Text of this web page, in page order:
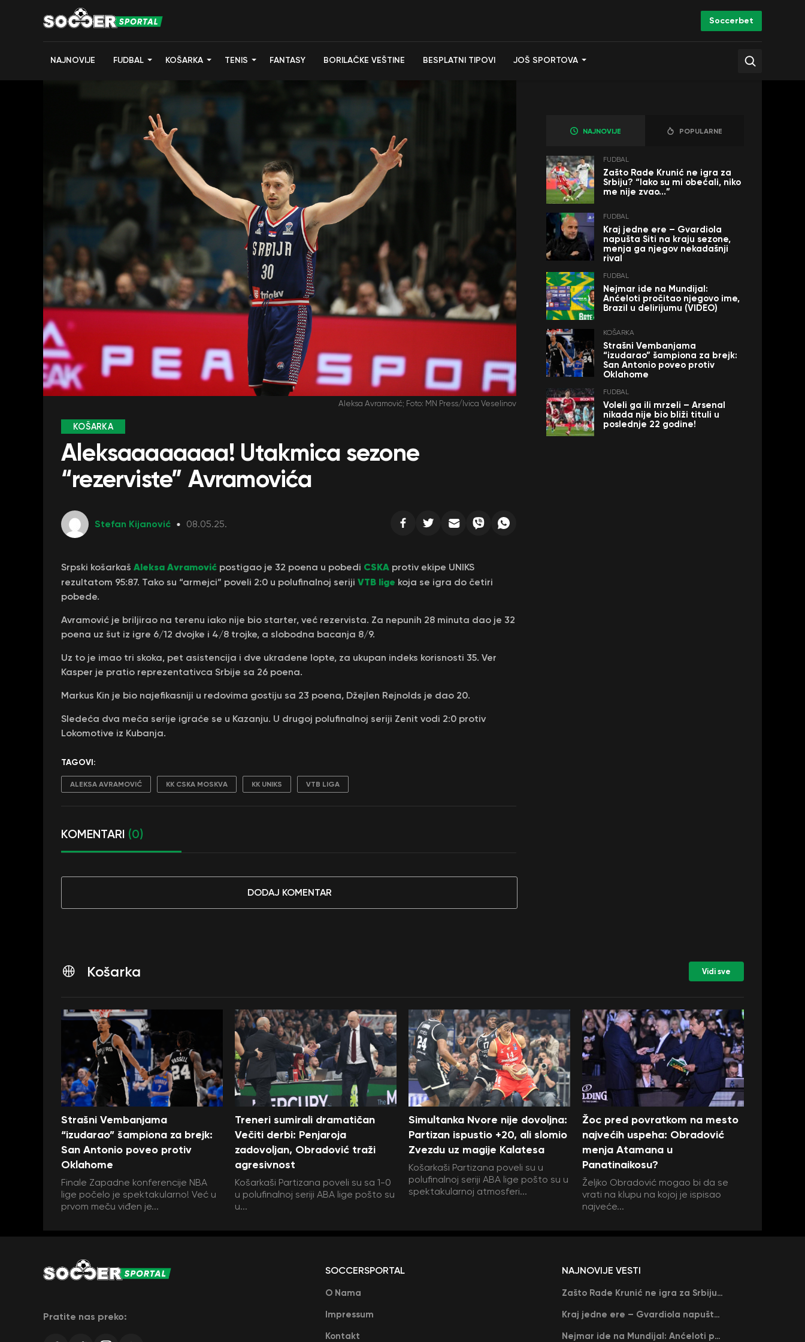
Soccerbet
NAJNOVIJE FUDBAL KOŠARKA TENIS FANTASY BORILAČKE VEŠTINE BESPLATNI TIPOVI JOŠ SPORTOVA
Aleksa Avramović; Foto: MN Press/Ivica Veselinov
KOŠARKA
Aleksaaaaaaaa! Utakmica sezone
“rezerviste” Avramovića
Stefan Kijanović 08.05.25.
Srpski košarkaš Aleksa Avramović postigao je 32 poena u pobedi CSKA protiv ekipe UNIKS
rezultatom 95:87. Tako su “armejci” poveli 2:0 u polufinalnoj seriji VTB lige koja se igra do četiri
pobede.
Avramović je briljirao na terenu iako nije bio starter, već rezervista. Za nepunih 28 minuta dao je 32
poena uz šut iz igre 6/12 dvojke i 4/8 trojke, a slobodna bacanja 8/9.
Uz to je imao tri skoka, pet asistencija i dve ukradene lopte, za ukupan indeks korisnosti 35. Ver
Kasper je pratio reprezentativca Srbije sa 26 poena.
Markus Kin je bio najefikasniji u redovima gostiju sa 23 poena, Džejlen Rejnolds je dao 20.
Sledeća dva meča serije igraće se u Kazanju. U drugoj polufinalnoj seriji Zenit vodi 2:0 protiv
Lokomotive iz Kubanja.
TAGOVI:
ALEKSA AVRAMOVIĆ KK CSKA MOSKVA KK UNIKS VTB LIGA
KOMENTARI (0)
DODAJ KOMENTAR
NAJNOVIJE POPULARNE
FUDBAL
Zašto Rade Krunić ne igra za
Srbiju? “Iako su mi obećali, niko
me nije zvao…”
FUDBAL
Kraj jedne ere – Gvardiola
napušta Siti na kraju sezone,
menja ga njegov nekadašnji
rival
FUDBAL
Nejmar ide na Mundijal:
Anćeloti pročitao njegovo ime,
Brazil u delirijumu (VIDEO)
KOŠARKA
Strašni Vembanjama
“izudarao” šampiona za brejk:
San Antonio poveo protiv
Oklahome
FUDBAL
Voleli ga ili mrzeli – Arsenal
nikada nije bio bliži tituli u
poslednje 22 godine!
Košarka Vidi sve
Strašni Vembanjama
“izudarao” šampiona za brejk:
San Antonio poveo protiv
Oklahome
Finale Zapadne konferencije NBA
lige počelo je spektakularno! Već u
prvom meču viđen je...
Treneri sumirali dramatičan
Večiti derbi: Penjaroja
zadovoljan, Obradović traži
agresivnost
Košarkaši Partizana poveli su sa 1-0
u polufinalnoj seriji ABA lige pošto su
u...
Simultanka Nvore nije dovoljna:
Partizan ispustio +20, ali slomio
Zvezdu uz magije Kalatesa
Košarkaši Partizana poveli su u
polufinalnoj seriji ABA lige pošto su u
spektakularnoj atmosferi...
Žoc pred povratkom na mesto
najvećih uspeha: Obradović
menja Atamana u
Panatinaikosu?
Željko Obradović mogao bi da se
vrati na klupu na kojoj je ispisao
najveće...
Pratite nas preko:
SOCCERSPORTAL
O Nama
Impressum
Kontakt
NAJNOVIJE VESTI
Zašto Rade Krunić ne igra za Srbiju? “Iako su mi obećali, niko me nije zvao…”
Kraj jedne ere – Gvardiola napušta Siti na kraju sezone, menja ga njegov nekadašnji rival
Nejmar ide na Mundijal: Anćeloti pročitao njegovo ime, Brazil u delirijumu (VIDEO)